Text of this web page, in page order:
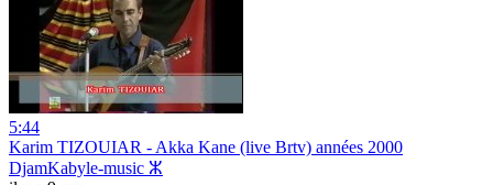
5:44
Karim TIZOUIAR - Akka Kane (live Brtv) années 2000
DjamKabyle-music ⵣ